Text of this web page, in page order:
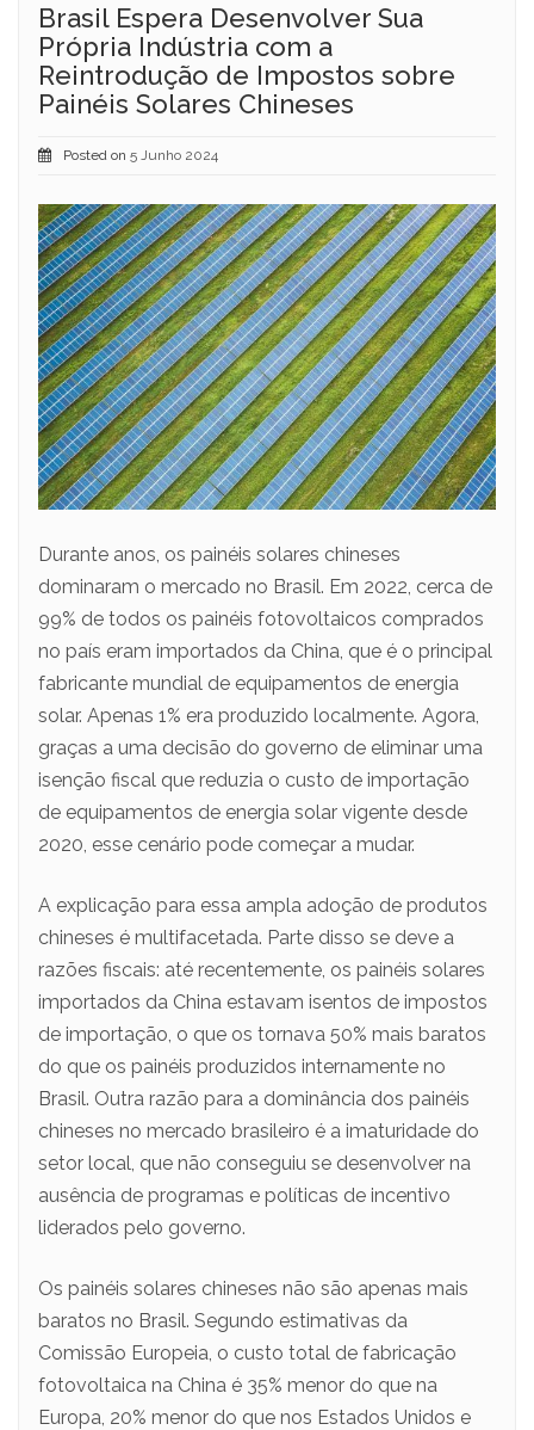
Brasil Espera Desenvolver Sua
Própria Indústria com a
Reintrodução de Impostos sobre
Painéis Solares Chineses
Posted on 5 Junho 2024
Durante anos, os painéis solares chineses
dominaram o mercado no Brasil. Em 2022, cerca de
99% de todos os painéis fotovoltaicos comprados
no país eram importados da China, que é o principal
fabricante mundial de equipamentos de energia
solar. Apenas 1% era produzido localmente. Agora,
graças a uma decisão do governo de eliminar uma
isenção fiscal que reduzia o custo de importação
de equipamentos de energia solar vigente desde
2020, esse cenário pode começar a mudar.
A explicação para essa ampla adoção de produtos
chineses é multifacetada. Parte disso se deve a
razões fiscais: até recentemente, os painéis solares
importados da China estavam isentos de impostos
de importação, o que os tornava 50% mais baratos
do que os painéis produzidos internamente no
Brasil. Outra razão para a dominância dos painéis
chineses no mercado brasileiro é a imaturidade do
setor local, que não conseguiu se desenvolver na
ausência de programas e políticas de incentivo
liderados pelo governo.
Os painéis solares chineses não são apenas mais
baratos no Brasil. Segundo estimativas da
Comissão Europeia, o custo total de fabricação
fotovoltaica na China é 35% menor do que na
Europa, 20% menor do que nos Estados Unidos e